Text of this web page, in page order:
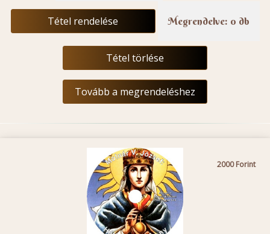
Tétel rendelése Megrendelve: 0 db
Tétel törlése
Tovább a megrendeléshez
2000